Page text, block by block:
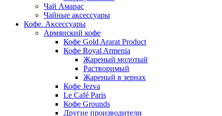
Чай Амарас
Чайные аксессуары
Кофе. Аксессуары
Армянский кофе
Кофе Gold Ararat Product
Кофе Royal Armenia
Жареный молотый
Растворимый
Жареный в зернах
Кофе Jezva
Le Café Paris
Кофе Grounds
Другие производители